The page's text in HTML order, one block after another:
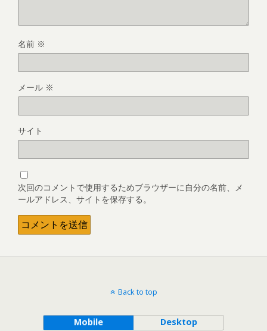
名前 ※
メール ※
サイト
次回のコメントで使用するためブラウザーに自分の名前、メ
ールアドレス、サイトを保存する。
Back to top
Mobile Desktop